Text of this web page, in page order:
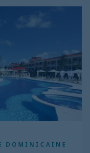
DOMINICAINE